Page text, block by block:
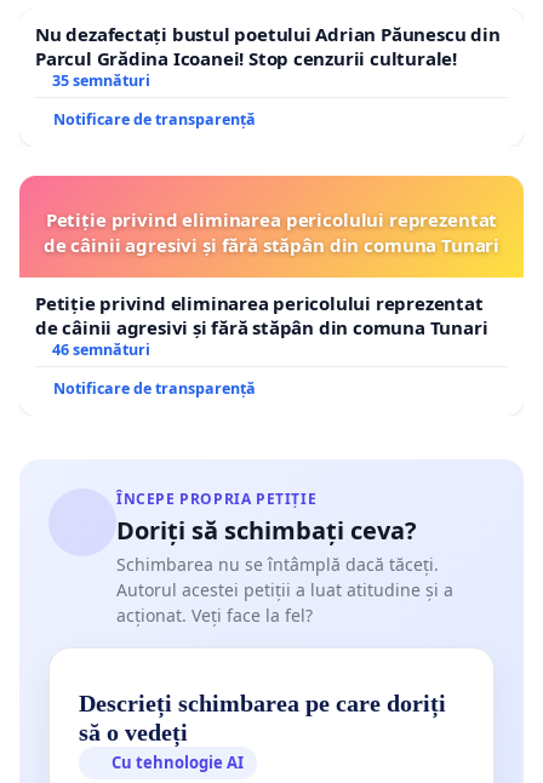
Nu dezafectați bustul poetului Adrian Păunescu din
Parcul Grădina Icoanei! Stop cenzurii culturale!
35 semnături
Notificare de transparență
Petiție privind eliminarea pericolului reprezentat
de câinii agresivi și fără stăpân din comuna Tunari
Petiție privind eliminarea pericolului reprezentat
de câinii agresivi și fără stăpân din comuna Tunari
46 semnături
Notificare de transparență
ÎNCEPE PROPRIA PETIȚIE
Doriți să schimbați ceva?
Schimbarea nu se întâmplă dacă tăceți.
Autorul acestei petiții a luat atitudine și a
acționat. Veți face la fel?
Descrieți schimbarea pe care doriți
să o vedeți
Cu tehnologie AI